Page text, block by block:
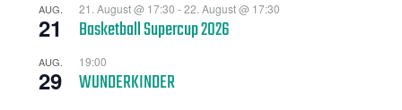
AUG.
21
21. August @ 17:30 -22. August @ 17:30
Basketball Supercup 2026
AUG.
29
19:00
WUNDERKINDER